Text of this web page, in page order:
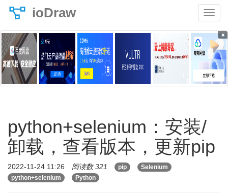
ioDraw
×
python+selenium：安装/
卸载，查看版本，更新pip
2022-11-24 11:26 阅读数 321 pip
Selenium
python+selenium
Python